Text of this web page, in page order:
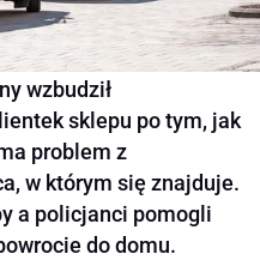
wzbudził
sklepu po tym, jak
problem z
w którym się znajduje.
a policjanci pomogli
do domu.